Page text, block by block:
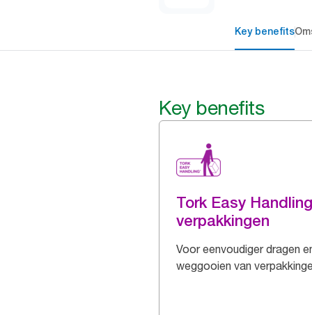
Key benefits
Key benefits
Tork Easy
verpakkingen
Voor eenvoudiger dragen
weggooien van